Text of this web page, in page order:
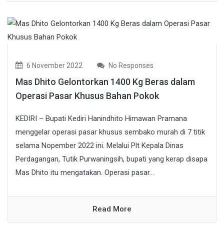
6 November 2022 No Responses
Mas Dhito Gelontorkan 1400 Kg Beras dalam
Operasi Pasar Khusus Bahan Pokok
KEDIRI – Bupati Kediri Hanindhito Himawan Pramana
menggelar operasi pasar khusus sembako murah di 7 titik
selama Nopember 2022 ini. Melalui Plt Kepala Dinas
Perdagangan, Tutik Purwaningsih, bupati yang kerap disapa
Mas Dhito itu mengatakan. Operasi pasar...
Read More